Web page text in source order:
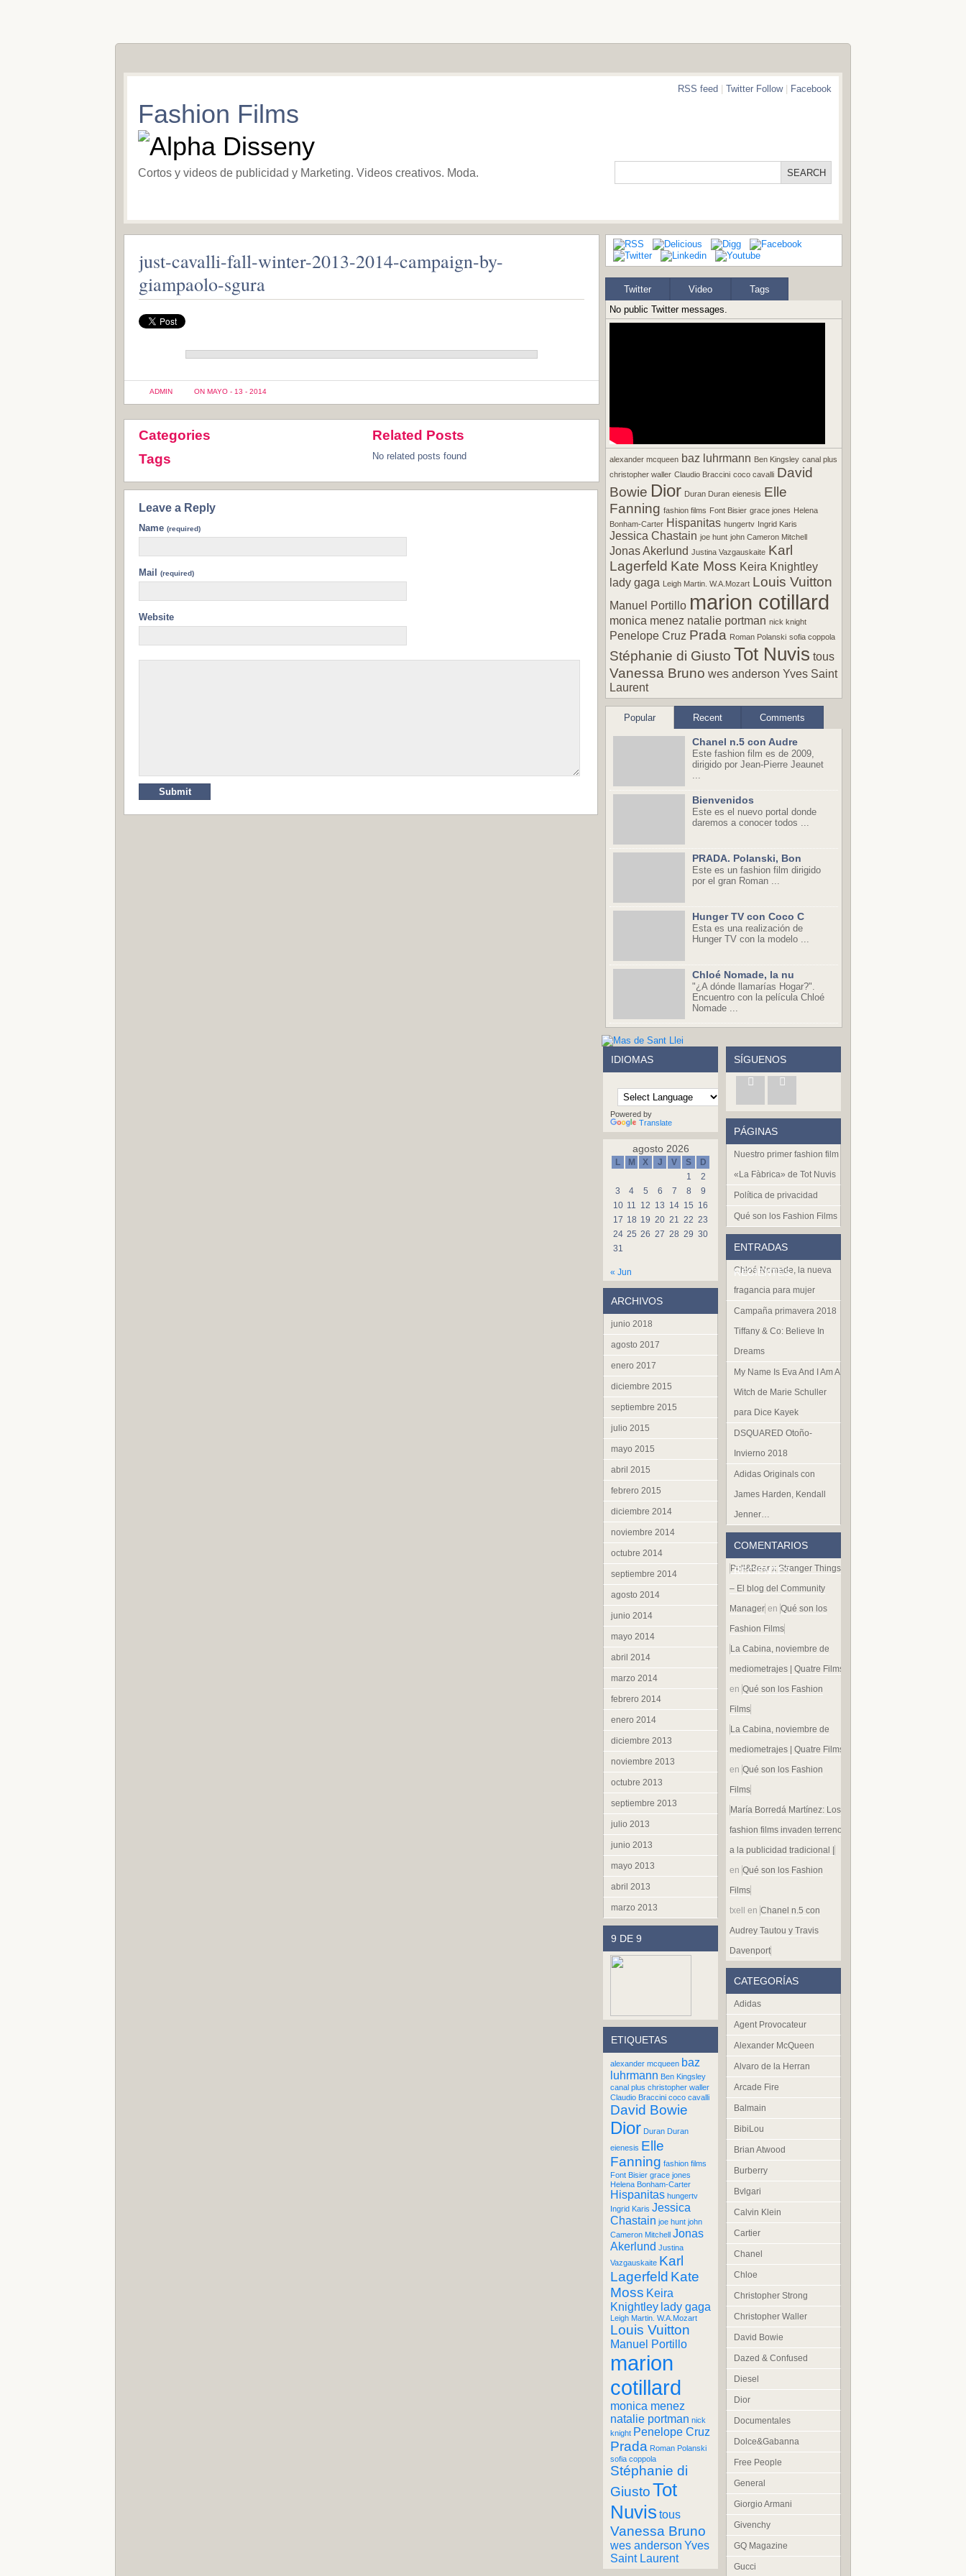
Fashion Films
Cortos y videos de publicidad y Marketing. Videos creativos. Moda.
RSS feed Twitter Follow| Facebook
just-cavalli-fall-winter-2013-2014-campaign-by-
giampaolo-sgura
ADMIN ON MAYO - 13 - 2014
Categories
Tags
Related Posts
No related posts found
Leave a Reply
Name (required)
Mail (required)
Website
Twitter Video
Tags
No public Twitter messages.
alexander mcqueen baz luhrmann Ben Kingsley canal plus
christopher waller Claudio Braccini coco cavalli David
Bowie Dior Duran Duran eienesis Elle
Fanning fashion films Font Bisier grace jones Helena
Bonham-Carter Hispanitas hungertv Ingrid Karis
Jessica Chastain joe hunt john Cameron Mitchell
Jonas Akerlund Justina Vazgauskaite Karl
Lagerfeld Kate Moss Keira Knightley
lady gaga Leigh Martin. W.A.Mozart Louis Vuitton
Manuel Portillo marion cotillard
monica menez natalie portman nick knight
Penelope Cruz Prada Roman Polanski sofia coppola
Stéphanie di Giusto Tot Nuvis tous
Vanessa Bruno wes anderson Yves Saint
Laurent
Popular Recent Comments
Chanel n.5 con Audre
Este fashion film es de 2009,
dirigido por Jean-Pierre Jeaunet
...
Bienvenidos
Este es el nuevo portal donde
daremos a conocer todos ...
PRADA. Polanski, Bon
Este es un fashion film dirigido
por el gran Roman ...
Hunger TV con Coco C
Esta es una realización de
Hunger TV con la modelo ...
Chloé Nomade, la nu
"¿A dónde llamarías Hogar?".
Encuentro con la película Chloé
Nomade ...
IDIOMAS
Powered by
Translate
agosto 2026
L M X J V S
D
1
2
3
4 5 6 7 8
9
10 11 12 13 14 15 16
17 18 19 20 21 22 23
24 25 26 27 28 29 30
31
« Jun
ARCHIVOS
junio 2018
agosto 2017
enero 2017
diciembre 2015
septiembre 2015
julio 2015
mayo 2015
abril 2015
febrero 2015
diciembre 2014
noviembre 2014
octubre 2014
septiembre 2014
agosto 2014
junio 2014
mayo 2014
abril 2014
marzo 2014
febrero 2014
enero 2014
diciembre 2013
noviembre 2013
octubre 2013
septiembre 2013
julio 2013
junio 2013
mayo 2013
abril 2013
marzo 2013
9 DE 9
ETIQUETAS
alexander mcqueen baz
luhrmann Ben Kingsley
canal plus christopher waller
Claudio Braccini coco cavalli
David Bowie
Dior Duran Duran
eienesis Elle
Fanning fashion films
Font Bisier grace jones
Helena Bonham-Carter
Hispanitas hungertv
Ingrid Karis Jessica
Chastain joe hunt john
Cameron Mitchell Jonas
Akerlund Justina
Vazgauskaite Karl
Lagerfeld Kate
Moss Keira
Knightley lady gaga
Leigh Martin. W.A.Mozart
Louis Vuitton
Manuel Portillo
marion
cotillard
monica menez
natalie portman nick
knight Penelope Cruz
Prada Roman Polanski
sofia coppola
Stéphanie di
GiustoTot
Nuvis tous
Vanessa Bruno
wes anderson Yves
Saint Laurent
SÍGUENOS
PÁGINAS
Nuestro primer fashion film
«La Fàbrica» de Tot Nuvis
Política de privacidad
Qué son los Fashion Films
ENTRADAS
RECIENTES
Chloé Nomade, la nueva
fragancia para mujer
Campaña primavera 2018
Tiffany & Co: Believe In
Dreams
My Name Is Eva And I Am A
Witch de Marie Schuller
para Dice Kayek
DSQUARED Otoño-
Invierno 2018
Adidas Originals con
James Harden, Kendall
Jenner…
COMENTARIOS
RECIENTES
Pull&Bear x Stranger Things
– El blog del Community
Manager en Qué son los
Fashion Films
La Cabina, noviembre de
mediometrajes | Quatre Films
en Qué son los Fashion
Films
La Cabina, noviembre de
mediometrajes | Quatre Films
en Qué son los Fashion
Films
María Borredá Martínez: Los
fashion films invaden terreno
a la publicidad tradicional |
en Qué son los Fashion
Films
txell
en Chanel n.5 con
Audrey Tautou y Travis
Davenport
CATEGORÍAS
Adidas
Agent Provocateur
Alexander McQueen
Alvaro de la Herran
Arcade Fire
Balmain
BibiLou
Brian Atwood
Burberry
Bvlgari
Calvin Klein
Cartier
Chanel
Chloe
Christopher Strong
Christopher Waller
David Bowie
Dazed & Confused
Diesel
Dior
Documentales
Dolce&Gabanna
Free People
General
Giorgio Armani
Givenchy
GQ Magazine
Gucci